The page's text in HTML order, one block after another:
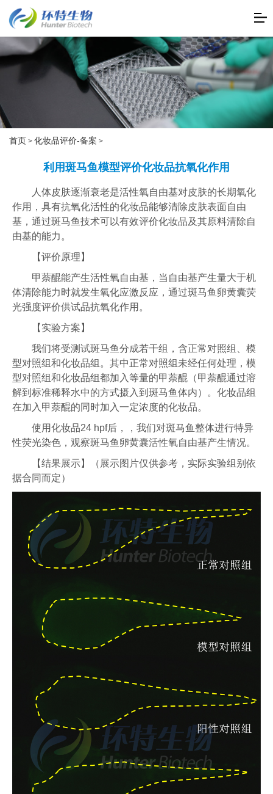
首页 > 化妆品评价-备案 >
利用斑马鱼模型评价化妆品抗氧化作用
人体皮肤逐渐衰老是活性氧自由基对皮肤的长期氧化
作用，具有抗氧化活性的化妆品能够清除皮肤表面自由
基，通过斑马鱼技术可以有效评价化妆品及其原料清除自
由基的能力。
【评价原理】
甲萘醌能产生活性氧自由基，当自由基产生量大于机
体清除能力时就发生氧化应激反应，通过斑马鱼卵黄囊荧
光强度评价供试品抗氧化作用。
【实验方案】
我们将受测试斑马鱼分成若干组，含正常对照组、模
型对照组和化妆品组。其中正常对照组未经任何处理，模
型对照组和化妆品组都加入等量的甲萘醌（甲萘醌通过溶
解到标准稀释水中的方式摄入到斑马鱼体内）。化妆品组
在加入甲萘醌的同时加入一定浓度的化妆品。
使用化妆品24 hpf后，，我们对斑马鱼整体进行特异
性荧光染色，观察斑马鱼卵黄囊活性氧自由基产生情况。
【结果展示】（展示图片仅供参考，实际实验组别依
据合同而定）